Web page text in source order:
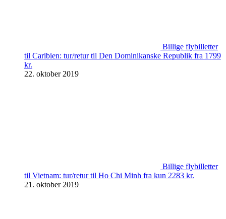
Billige flybilletter
til Caribien: tur/retur til Den Dominikanske Republik fra 1799
kr.
22. oktober 2019
Billige flybilletter
til Vietnam: tur/retur til Ho Chi Minh fra kun 2283 kr.
21. oktober 2019